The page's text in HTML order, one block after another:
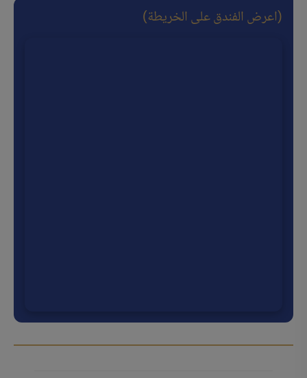
(اعرض الفندق على الخريطة)